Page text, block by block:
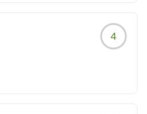
んでした。朝備え付けのコーヒ
を送りましたが返信などないの
。大浴場、レストランのスタッ
、日帰り利用は今後も利用しま
4